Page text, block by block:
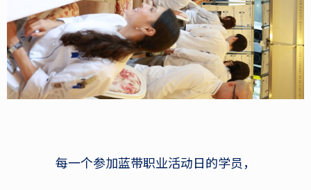
每一个参加蓝带职业活动日的学员，